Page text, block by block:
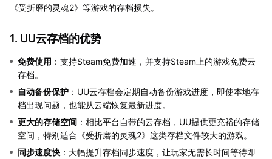
《受折磨的灵魂2》等游戏的存档损失。
1. UU云存档的优势
免费使用 ：支持Steam免费加速，并支持Steam上的游戏免费云
存档。
自动备份保护 ：UU云存档会定期自动备份游戏进度，即使本地存
档出现问题，也能从云端恢复最新进度。
更大的存储空间 ：相比平台自带的云存档，UU提供更充裕的存储
空间，特别适合《受折磨的灵魂2》这类存档文件较大的游戏。
同步速度快 ：大幅提升存档同步速度，让玩家无需长时间等待即